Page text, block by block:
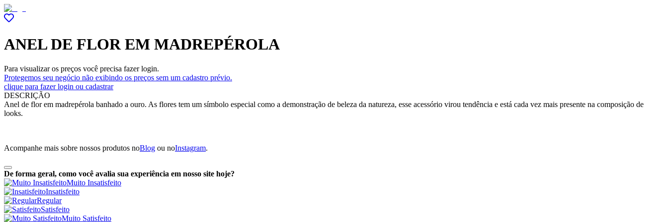
ANEL DE FLOR EM MADREPÉROLA
Para visualizar os preços você precisa fazer login.
Protegemos seu negócio não exibindo os preços sem um cadastro prévio.
clique para fazer login ou cadastrar
DESCRIÇÃO
Anel de flor em madrepérola banhado a ouro. As flores tem um símbolo especial como a demonstração de beleza da natureza, esse acessório virou tendência e está cada vez mais presente na composição de
looks.
Acompanhe mais sobre nossos produtos noBlog ou noInstagram.
De forma geral, como você avalia sua experiência em nosso site hoje?
Muito Insatisfeito
Insatisfeito
Regular
Satisfeito
Muito Satisfeito